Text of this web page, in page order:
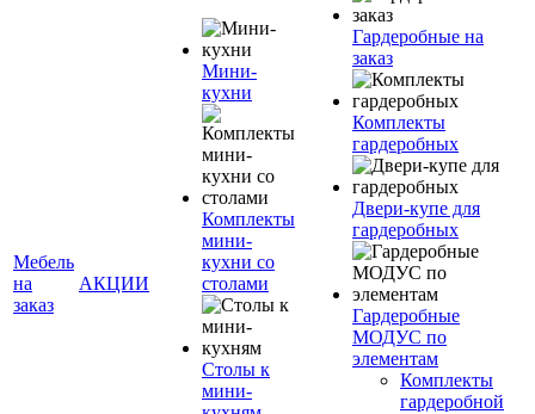
Мебель
на
заказ
АКЦИИ
Мини-
кухни
Комплекты
мини-
кухни со
столами
Столы к
мини-
Гардеробные на
заказ
Комплекты
гардеробных
Двери-купе для
гардеробных
Гардеробные
МОДУС по
элементам
Комплекты
гардеробной